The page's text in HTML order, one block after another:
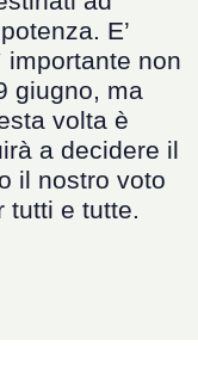
E’
non
giugno, ma
volta è
a decidere il
il nostro voto
tutti e tutte.